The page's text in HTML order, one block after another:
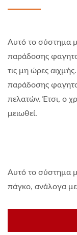
Αυτό το σύστημα
παράδοσης
τις μη ώρες
παράδοσης
πελατών. Έτσι, ο
μειωθεί.
Αυτό το σύστημα
πάγκο, ανάλογα με